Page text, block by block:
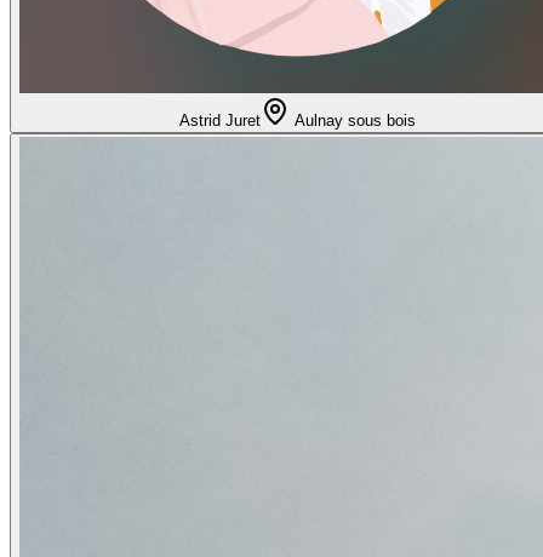
Astrid Juret Aulnay sous bois